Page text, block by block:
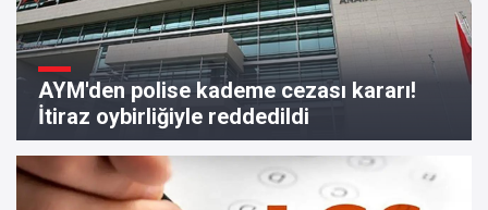
AYM'den polise kademe cezası kararı!
İtiraz oybirliğiyle reddedildi